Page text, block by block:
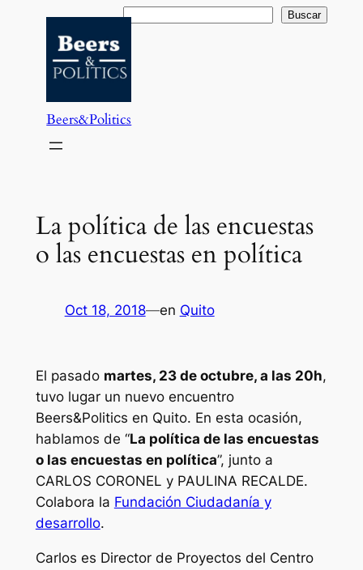
contenido
Buscar Buscar
Beers&Politics
La política de las encuestas
o las encuestas en política
Oct 18, 2018—en Quito
El pasado martes, 23 de octubre, a las 20h,
tuvo lugar un nuevo encuentro
Beers&Politics en Quito. En esta ocasión,
hablamos de “La política de las encuestas
o las encuestas en política”, junto a
CARLOS CORONEL y PAULINA RECALDE.
Colabora la Fundación Ciudadanía y
desarrollo.
Carlos es Director de Proyectos del Centro